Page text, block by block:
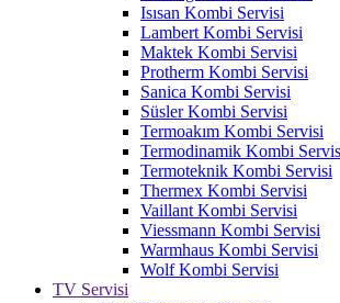
Isısan Kombi Servisi
Lambert Kombi Servisi
Maktek Kombi Servisi
Protherm Kombi Servisi
Sanica Kombi Servisi
Süsler Kombi Servisi
Termoakım Kombi Servisi
Termodinamik Kombi
Termoteknik Kombi Servisi
Thermex Kombi Servisi
Vaillant Kombi Servisi
Viessmann Kombi Servisi
Warmhaus Kombi Servisi
Wolf Kombi Servisi
TV Servisi